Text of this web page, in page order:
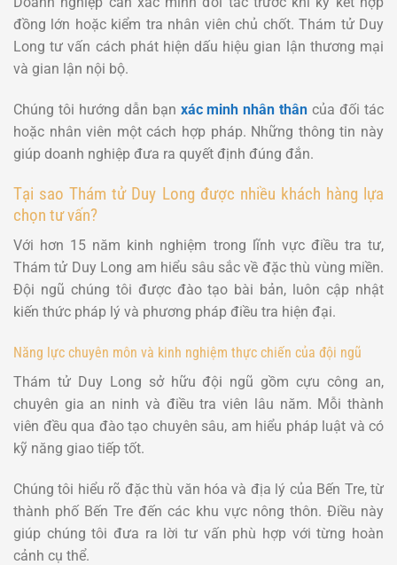
đồng lớn hoặc kiểm tra nhân viên chủ chốt. Thám tử Duy
Long tư vấn cách phát hiện dấu hiệu gian lận thương mại
và gian lận nội bộ.
Chúng tôi hướng dẫn bạn xác minh nhân thân của đối tác
hoặc nhân viên một cách hợp pháp. Những thông tin này
giúp doanh nghiệp đưa ra quyết định đúng đắn.
Tại sao Thám tử Duy Long được nhiều khách hàng lựa
chọn tư vấn?
Với hơn 15 năm kinh nghiệm trong lĩnh vực điều tra tư,
Thám tử Duy Long am hiểu sâu sắc về đặc thù vùng miền.
Đội ngũ chúng tôi được đào tạo bài bản, luôn cập nhật
kiến thức pháp lý và phương pháp điều tra hiện đại.
Năng lực chuyên môn và kinh nghiệm thực chiến của đội ngũ
Thám tử Duy Long sở hữu đội ngũ gồm cựu công an,
chuyên gia an ninh và điều tra viên lâu năm. Mỗi thành
viên đều qua đào tạo chuyên sâu, am hiểu pháp luật và có
kỹ năng giao tiếp tốt.
Chúng tôi hiểu rõ đặc thù văn hóa và địa lý của Bến Tre, từ
thành phố Bến Tre đến các khu vực nông thôn. Điều này
giúp chúng tôi đưa ra lời tư vấn phù hợp với từng hoàn
cảnh cụ thể.